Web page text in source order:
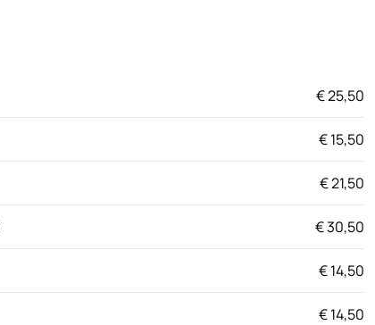
€ 25,50
€ 15,50
€ 21,50
€ 30,50
€ 14,50
€ 14,50